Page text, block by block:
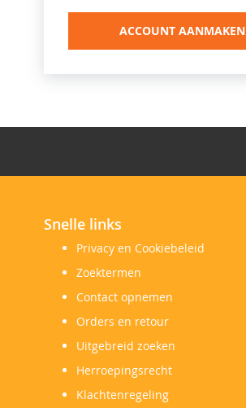
ACCOUNT AANMAKEN
Snelle links
Privacy en Cookiebeleid
Zoektermen
Contact opnemen
Orders en retour
Uitgebreid zoeken
Herroepingsrecht
Klachtenregeling